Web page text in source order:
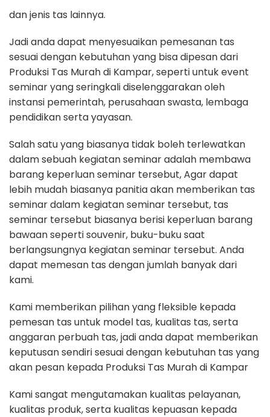
dan jenis tas lainnya.
Jadi anda dapat menyesuaikan pemesanan tas
sesuai dengan kebutuhan yang bisa dipesan dari
Produksi Tas Murah di Kampar, seperti untuk event
seminar yang seringkali diselenggarakan oleh
instansi pemerintah, perusahaan swasta, lembaga
pendidikan serta yayasan.
Salah satu yang biasanya tidak boleh terlewatkan
dalam sebuah kegiatan seminar adalah membawa
barang keperluan seminar tersebut, Agar dapat
lebih mudah biasanya panitia akan memberikan tas
seminar dalam kegiatan seminar tersebut, tas
seminar tersebut biasanya berisi keperluan barang
bawaan seperti souvenir, buku-buku saat
berlangsungnya kegiatan seminar tersebut. Anda
dapat memesan tas dengan jumlah banyak dari
kami.
Kami memberikan pilihan yang fleksible kepada
pemesan tas untuk model tas, kualitas tas, serta
anggaran perbuah tas, jadi anda dapat memberikan
keputusan sendiri sesuai dengan kebutuhan tas yang
akan pesan kepada Produksi Tas Murah di Kampar
Kami sangat mengutamakan kualitas pelayanan,
kualitas produk, serta kualitas kepuasan kepada